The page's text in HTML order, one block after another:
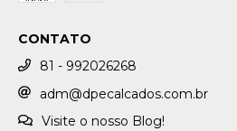
CONTATO
81 - 992026268
adm@dpecalcados.com.br
Visite o nosso Blog!